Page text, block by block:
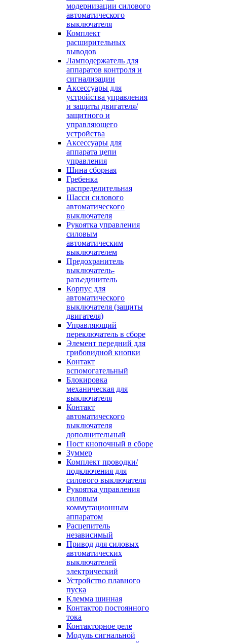
модернизации силового
автоматического
выключателя
Комплект
расширительных
выводов
Ламподержатель для
аппаратов контроля и
сигнализации
Аксессуары для
устройства управления
и защиты двигателя/
защитного и
управляющего
устройства
Аксессуары для
аппарата цепи
управления
Шина сборная
Гребенка
распределительная
Шасси силового
автоматического
выключателя
Рукоятка управления
силовым
автоматическим
выключателем
Предохранитель
выключатель-
разъединитель
Корпус для
автоматического
выключателя (защиты
двигателя)
Управляющий
переключатель в сборе
Элемент передний для
грибовидной кнопки
Контакт
вспомогательный
Блокировка
механическая для
выключателя
Контакт
автоматического
выключателя
дополнительный
Пост кнопочный в сборе
Зуммер
Комплект проводки/
подключения для
силового выключателя
Рукоятка управления
силовым
коммутационным
аппаратом
Расцепитель
независимый
Привод для силовых
автоматических
выключателей
электрический
Устройство плавного
пуска
Клемма шинная
Контактор постоянного
тока
Контакторное реле
Модуль сигнальной